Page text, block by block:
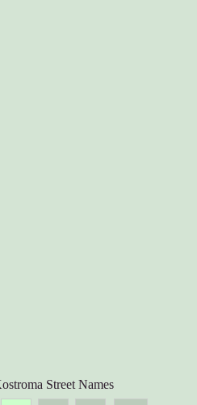
Street Names